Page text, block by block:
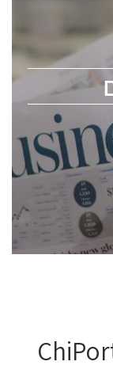
מהנדסים,
ChipEx2026
conference